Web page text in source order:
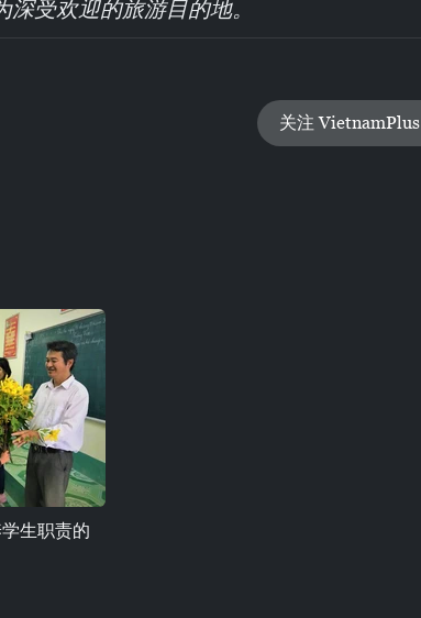
深受欢迎的旅游目的地。
关注 VietnamPlus
生职责的